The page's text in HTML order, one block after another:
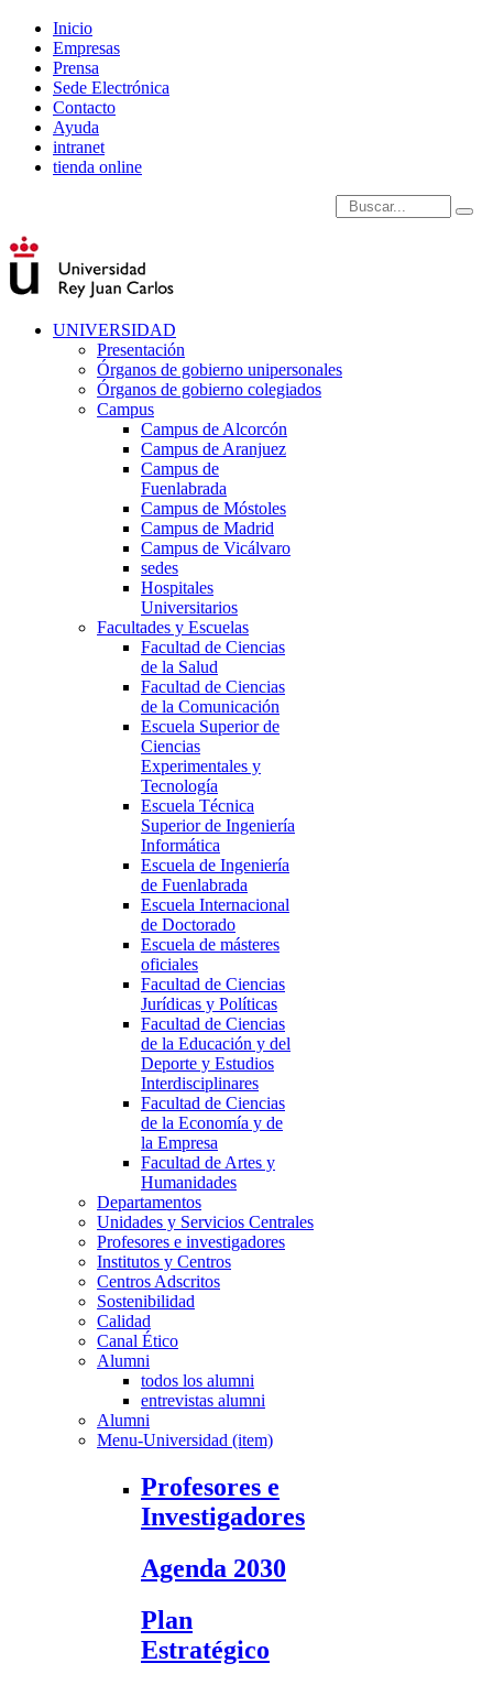
Inicio
Empresas
Prensa
Sede Electrónica
Contacto
Ayuda
intranet
tienda online
Introduce términos de
UNIVERSIDAD
Presentación
Órganos de gobierno unipersonales
Órganos de gobierno colegiados
Campus
Campus de Alcorcón
Campus de Aranjuez
Campus de
Fuenlabrada
Campus de Móstoles
Campus de Madrid
Campus de Vicálvaro
sedes
Hospitales
Universitarios
Facultades y Escuelas
Facultad de Ciencias
de la Salud
Facultad de Ciencias
de la Comunicación
Escuela Superior de
Ciencias
Experimentales y
Tecnología
Escuela Técnica
Superior de Ingeniería
Informática
Escuela de Ingeniería
de Fuenlabrada
Escuela Internacional
de Doctorado
Escuela de másteres
oficiales
Facultad de Ciencias
Jurídicas y Políticas
Facultad de Ciencias
de la Educación y del
Deporte y Estudios
Interdisciplinares
Facultad de Ciencias
de la Economía y de
la Empresa
Facultad de Artes y
Humanidades
Departamentos
Unidades y Servicios Centrales
Profesores e investigadores
Institutos y Centros
Centros Adscritos
Sostenibilidad
Calidad
Canal Ético
Alumni
todos los alumni
entrevistas alumni
Alumni
Menu-Universidad (item)
Profesores e
Investigadores
Agenda 2030
Plan
Estratégico